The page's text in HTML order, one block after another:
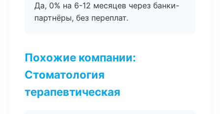
Да, 0% на 6-12 месяцев через банки-
партнёры, без переплат.
Похожие компании:
Стоматология
терапевтическая